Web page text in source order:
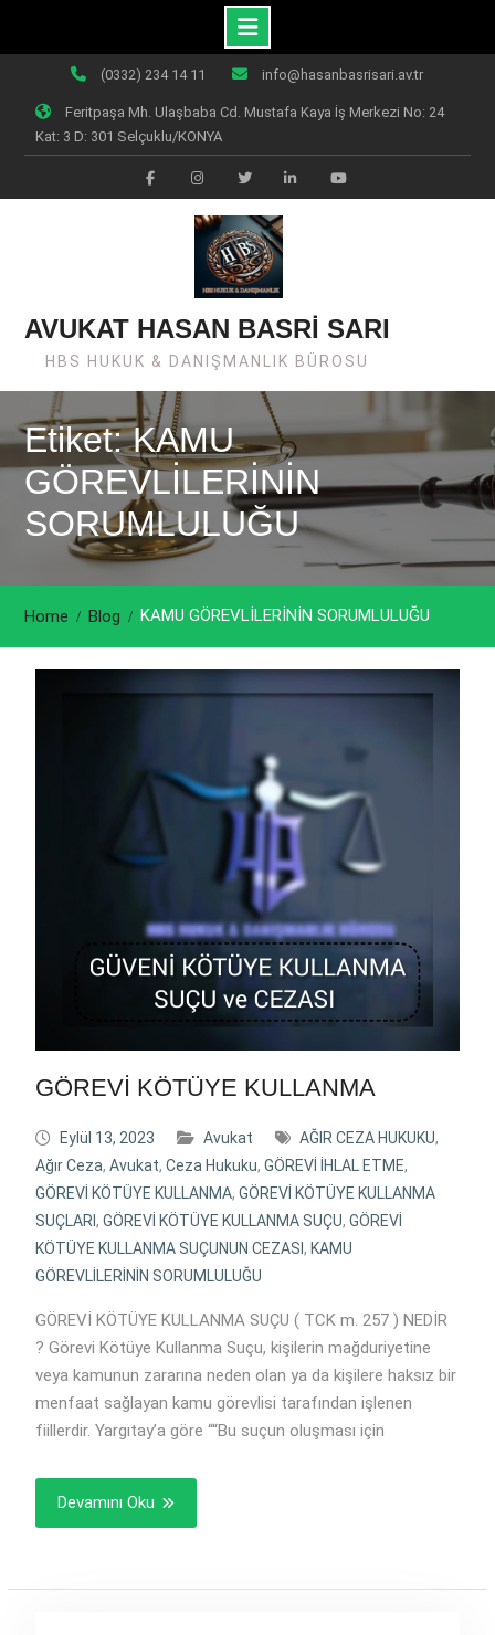
content
(0332) 234 14 11 info@hasanbasrisari.av.tr
Feritpaşa Mh. Ulaşbaba Cd. Mustafa Kaya İş Merkezi No: 24
Kat: 3 D: 301 Selçuklu/KONYA
FacebookInstagramTwiter LinkedinYoutube
AVUKAT HASAN BASRİ SARI
HBS HUKUK & DANIŞMANLIK BÜROSU
Etiket: KAMU
GÖREVLİLERİNİN
SORUMLULUĞU
Home Blog KAMU GÖREVLİLERİNİN SORUMLULUĞU
GÖREVİ KÖTÜYE KULLANMA
Eylül 13, 2023 Avukat AĞIR CEZA HUKUKU,
Ağır Ceza, Avukat, Ceza Hukuku, GÖREVİ İHLAL ETME,
GÖREVİ KÖTÜYE KULLANMA, GÖREVİ KÖTÜYE KULLANMA
SUÇLARI , GÖREVİ KÖTÜYE KULLANMA SUÇU, GÖREVİ
KÖTÜYE KULLANMA SUÇUNUN CEZASI , KAMU
GÖREVLİLERİNİN SORUMLULUĞU
GÖREVİ KÖTÜYE KULLANMA SUÇU ( TCK m. 257 ) NEDİR
? Görevi Kötüye Kullanma Suçu, kişilerin mağduriyetine
veya kamunun zararına neden olan ya da kişilere haksız bir
menfaat sağlayan kamu görevlisi tarafından işlenen
fiillerdir. Yargıtay’a göre ““Bu suçun oluşması için
Devamını Oku